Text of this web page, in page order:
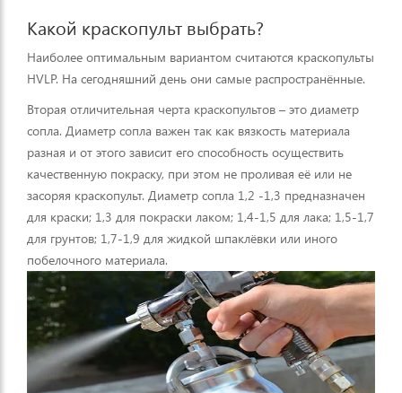
Какой краскопульт выбрать?
Наиболее оптимальным вариантом считаются краскопульты
HVLP. На сегодняшний день они самые распространённые.
Вторая отличительная черта краскопультов – это диаметр
сопла. Диаметр сопла важен так как вязкость материала
разная и от этого зависит его способность осуществить
качественную покраску, при этом не проливая её или не
засоряя краскопульт. Диаметр сопла 1,2 -1,3 предназначен
для краски; 1,3 для покраски лаком; 1,4-1,5 для лака; 1,5-1,7
для грунтов; 1,7-1,9 для жидкой шпаклёвки или иного
побелочного материала.